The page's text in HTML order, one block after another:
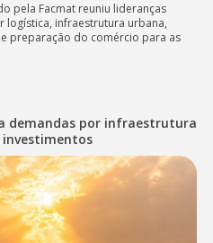
pela Facmat reuniu lideranças
logística, infraestrutura urbana,
preparação do comércio para as
demandas por infraestrutura